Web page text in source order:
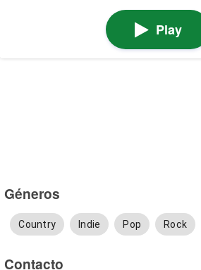
Play
Géneros
Country Indie Pop Rock
Contacto